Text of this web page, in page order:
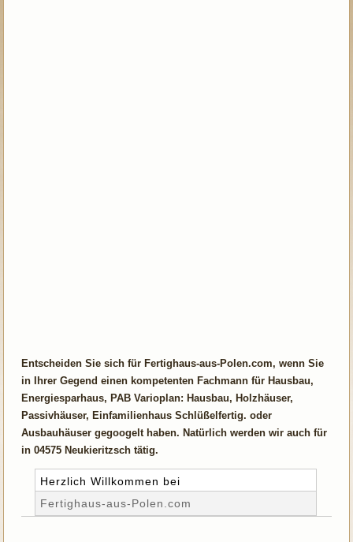
Entscheiden Sie sich für Fertighaus-aus-Polen.com, wenn Sie
in Ihrer Gegend einen kompetenten Fachmann für Hausbau,
Energiesparhaus, PAB Varioplan: Hausbau, Holzhäuser,
Passivhäuser, Einfamilienhaus Schlüßelfertig. oder
Ausbauhäuser gegoogelt haben. Natürlich werden wir auch für
in 04575 Neukieritzsch tätig.
Herzlich Willkommen bei
Fertighaus-aus-Polen.com